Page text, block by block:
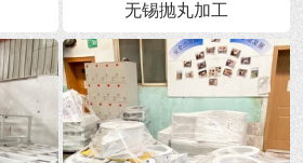
无锡抛丸加工